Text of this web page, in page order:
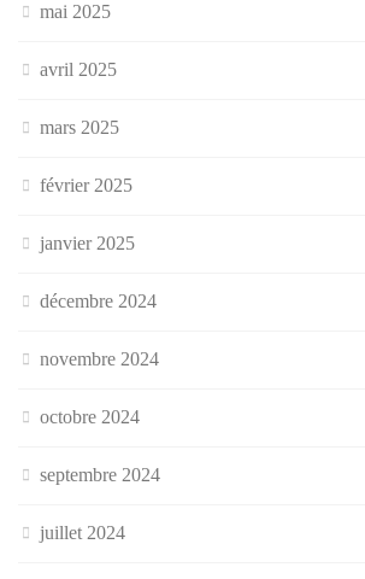
mai 2025
avril 2025
mars 2025
février 2025
janvier 2025
décembre 2024
novembre 2024
octobre 2024
septembre 2024
juillet 2024